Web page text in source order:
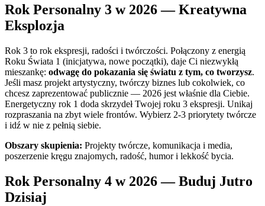
Rok Personalny 3 w 2026 — Kreatywna
Eksplozja
Rok 3 to rok ekspresji, radości i twórczości. Połączony z energią
Roku Świata 1 (inicjatywa, nowe początki), daje Ci niezwykłą
mieszankę: odwagę do pokazania się światu z tym, co tworzysz.
Jeśli masz projekt artystyczny, twórczy biznes lub cokolwiek, co
chcesz zaprezentować publicznie — 2026 jest właśnie dla Ciebie.
Energetyczny rok 1 doda skrzydeł Twojej roku 3 ekspresji. Unikaj
rozpraszania na zbyt wiele frontów. Wybierz 2-3 priorytety twórcze
i idź w nie z pełnią siebie.
Obszary skupienia: Projekty twórcze, komunikacja i media,
poszerzenie kręgu znajomych, radość, humor i lekkość bycia.
Rok Personalny 4 w 2026 — Buduj Jutro
Dzisiaj